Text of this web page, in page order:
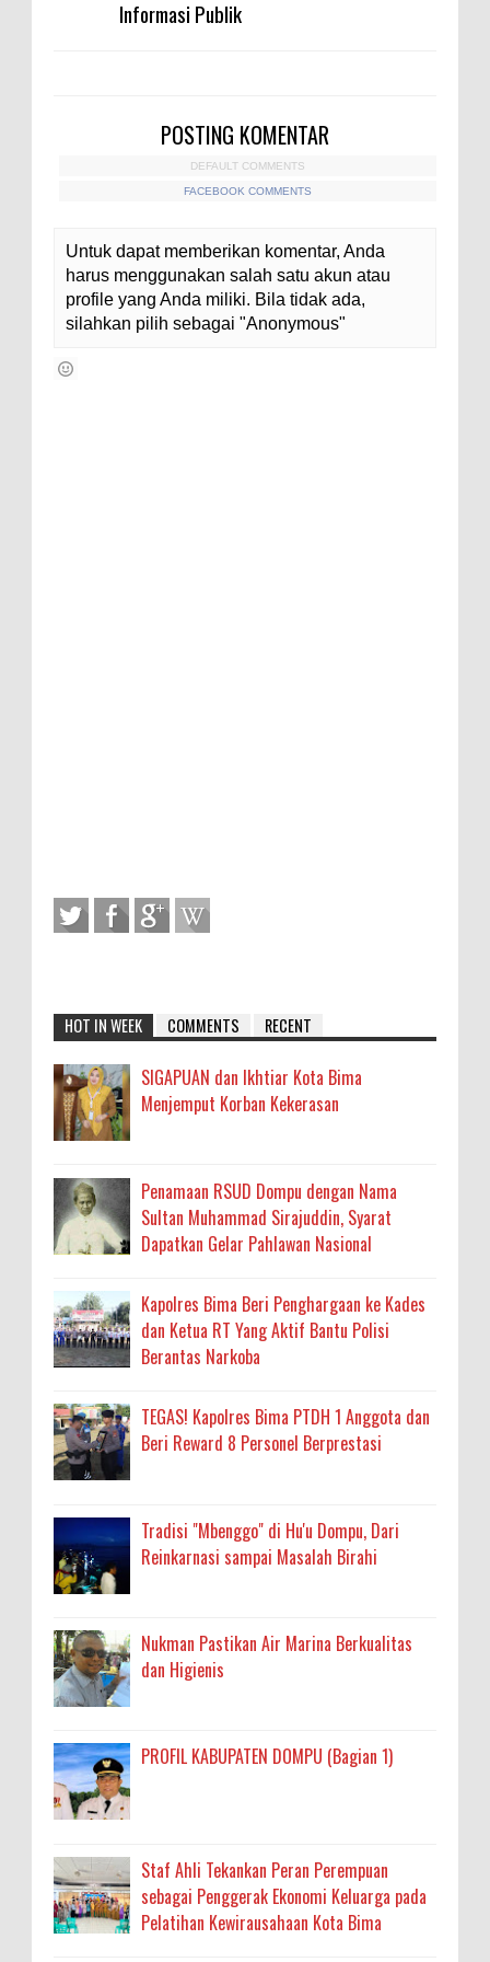
Informasi Publik
POSTING KOMENTAR
DEFAULT COMMENTS
FACEBOOK COMMENTS
Untuk dapat memberikan komentar, Anda
harus menggunakan salah satu akun atau
profile yang Anda miliki. Bila tidak ada,
silahkan pilih sebagai "Anonymous"
HOT IN WEEK COMMENTS RECENT
SIGAPUAN dan Ikhtiar Kota Bima
Menjemput Korban Kekerasan
Penamaan RSUD Dompu dengan Nama
Sultan Muhammad Sirajuddin, Syarat
Dapatkan Gelar Pahlawan Nasional
Kapolres Bima Beri Penghargaan ke Kades
dan Ketua RT Yang Aktif Bantu Polisi
Berantas Narkoba
TEGAS! Kapolres Bima PTDH 1 Anggota dan
Beri Reward 8 Personel Berprestasi
Tradisi "Mbenggo" di Hu'u Dompu, Dari
Reinkarnasi sampai Masalah Birahi
Nukman Pastikan Air Marina Berkualitas
dan Higienis
PROFIL KABUPATEN DOMPU (Bagian 1)
Staf Ahli Tekankan Peran Perempuan
sebagai Penggerak Ekonomi Keluarga pada
Pelatihan Kewirausahaan Kota Bima